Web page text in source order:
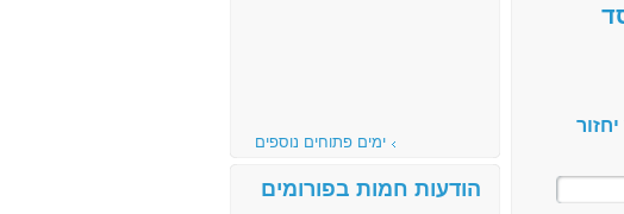
ימים פתוחים נוספים
הודעות חמות בפורומים